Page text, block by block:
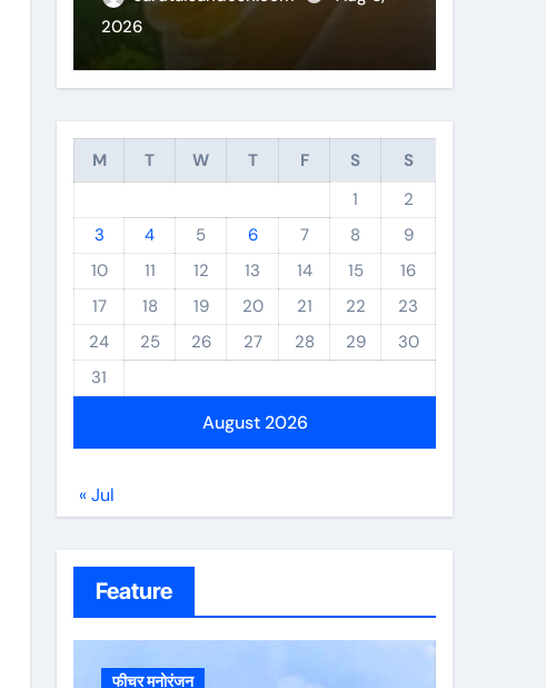
2026
August 2026
M T W T F S
S
1
2
3
4 5 6 7 8
9
10
11 12 13 14 15
16
17
18 19 20 21 22
23
24
25 26 27 28 29
30
31
« Jul
Feature
फीचर मनोरंजन